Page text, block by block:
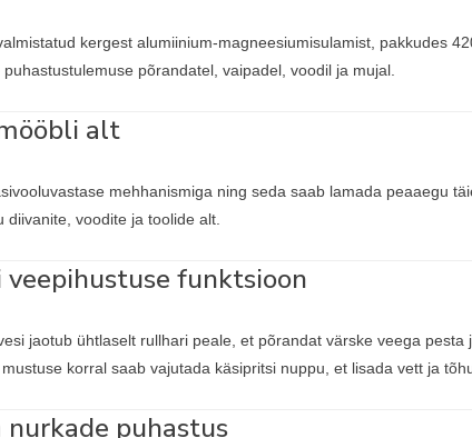
kergest alumiinium-magneesiumisulamist, pakkudes
põrandatel, vaipadel, voodil ja mujal.
alt
mehhanismiga ning seda saab lamada peaaegu
voodite ja toolide alt.
funktsioon
jaotub ühtlaselt rullhari peale, et põrandat värske veega pesta
korral saab vajutada käsipritsi nuppu, et lisada vett ja
puhastus